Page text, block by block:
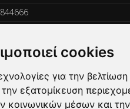
cookies
για την βελτίωση
εξατομίκευση
κοινωνικών μέσων και
Αναρτήσεις